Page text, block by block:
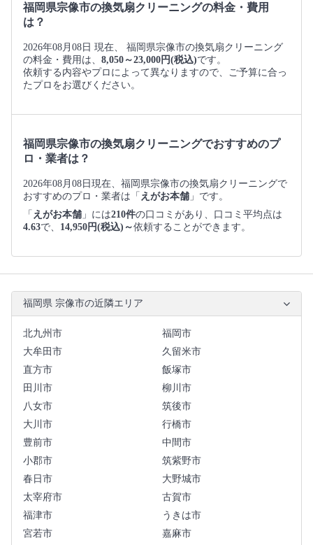
福岡県宗像市の換気扇クリーニングの料金・費用
は？
2026年08月08日 現在、 福岡県宗像市の換気扇クリーニング
の料金・費用は、 8,050～23,000円(税込)です。
依頼する内容やプロによって異なりますので、ご予算に合っ
たプロをお選びください。
福岡県宗像市の換気扇クリーニングでおすすめのプ
ロ・業者は？
2026年08月08日現在、福岡県宗像市の換気扇クリーニングで
おすすめのプロ・業者は「 えがお本舗 」です。
「 えがお本舗 」には210件の口コミがあり、口コミ平均点は
4.63で、 14,950円(税込)～依頼することができます。
福岡県 宗像市の近隣エリア
北九州市
福岡市
大牟田市
久留米市
直方市
飯塚市
田川市
柳川市
八女市
筑後市
大川市
行橋市
豊前市
中間市
小郡市
筑紫野市
春日市
大野城市
太宰府市
古賀市
福津市
うきは市
宮若市
嘉麻市